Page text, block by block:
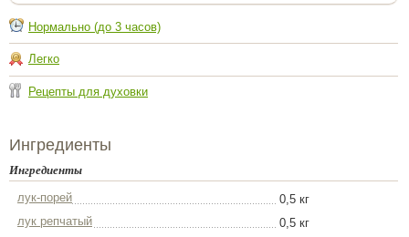
Нормально (до 3 часов)
Легко
Рецепты для духовки
Ингредиенты
Ингредиенты
лук-порей
0,5 кг
лук репчатый
0,5 кг